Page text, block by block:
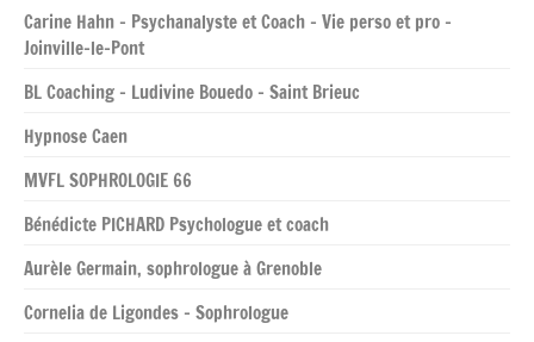
Carine Hahn – Psychanalyste et Coach – Vie perso et pro –
Joinville-le-Pont
BL Coaching – Ludivine Bouedo – Saint Brieuc
Hypnose Caen
MVFL SOPHROLOGIE 66
Bénédicte PICHARD Psychologue et coach
Aurèle Germain, sophrologue à Grenoble
Cornelia de Ligondes – Sophrologue